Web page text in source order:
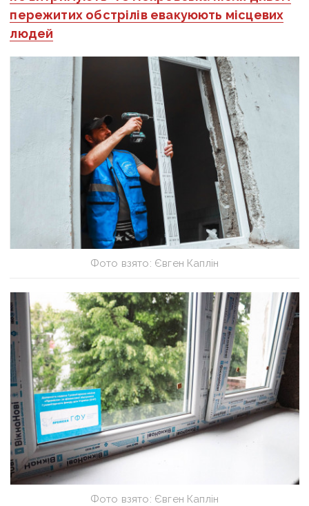
пережитих обстрілів евакуюють місцевих
людей
Фото взято: Євген Каплін
Фото взято: Євген Каплін